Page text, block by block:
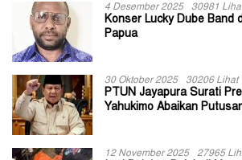
4 Desember 2025 30981
Konser Lucky Dube Band
Papua
30 Oktober 2025 30206 Lihat
PTUN Jayapura Surati
Yahukimo Abaikan
12 November 2025 27965